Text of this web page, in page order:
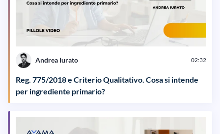
Andrea Iurato 02:32
Reg. 775/2018 e Criterio Qualitativo. Cosa si intende
per ingrediente primario?